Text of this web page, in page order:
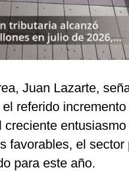
Juan Lazarte,
referido
creciente entusiasmo
favorables, el sector
para este año.